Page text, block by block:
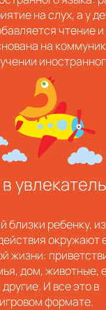
на слух, а у
чтение
на
близки ребенку,
окружают
жизни:
дом, животные,
И все это в
формате.